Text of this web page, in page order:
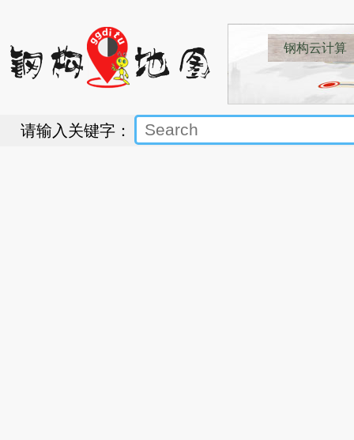
钢构云计算
请输入关键字：